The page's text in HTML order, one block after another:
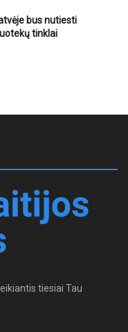
bus nutiesti
tinklai
tiesiai Tau